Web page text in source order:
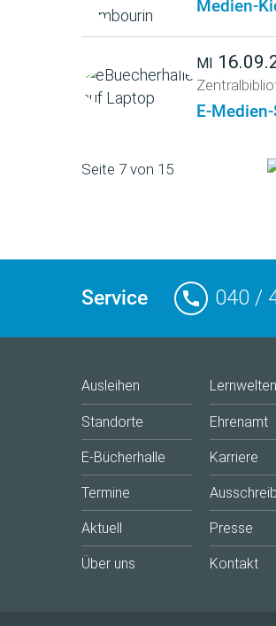
Medien-
MI
E-
Seite 7 von 15
Service 040 /
Ausleihen
Standorte
E-Bücherhalle
Termine
Aktuell
Über uns
Lernwelten
Ehrenamt
Karriere
Presse
Kontakt